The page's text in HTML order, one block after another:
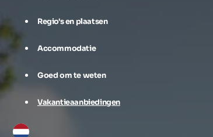
Regio's en plaatsen
Accommodatie
Goed om te weten
Vakantieaanbiedingen